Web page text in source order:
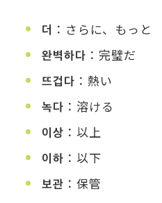
더 ：さらに、もっと
완벽하다 ：完璧だ
뜨겁다 ：熱い
녹다 ：溶ける
이상 ：以上
이하 ：以下
보관 ：保管